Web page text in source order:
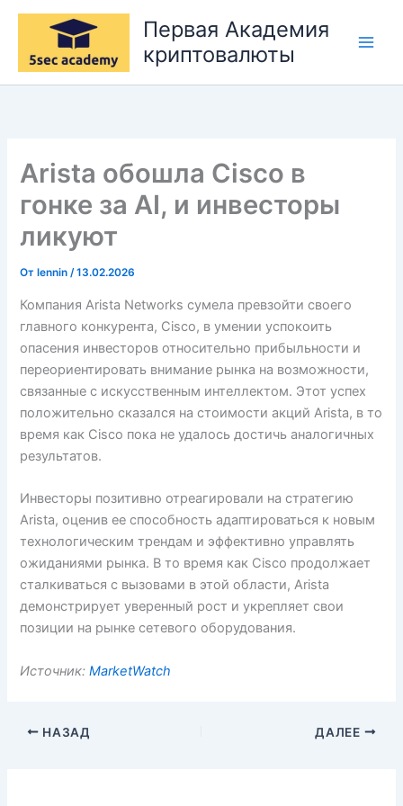
Перейти
содержимому
Первая Академия
криптовалюты
Arista обошла Cisco в
гонке за AI, и инвесторы
ликуют
От lennin/13.02.2026
Компания Arista Networks сумела превзойти своего
главного конкурента, Cisco, в умении успокоить
опасения инвесторов относительно прибыльности и
переориентировать внимание рынка на возможности,
связанные с искусственным интеллектом. Этот успех
положительно сказался на стоимости акций Arista, в то
время как Cisco пока не удалось достичь аналогичных
результатов.
Инвесторы позитивно отреагировали на стратегию
Arista, оценив ее способность адаптироваться к новым
технологическим трендам и эффективно управлять
ожиданиями рынка. В то время как Cisco продолжает
сталкиваться с вызовами в этой области, Arista
демонстрирует уверенный рост и укрепляет свои
позиции на рынке сетевого оборудования.
Источник:MarketWatch
НАЗАД ДАЛЕЕ